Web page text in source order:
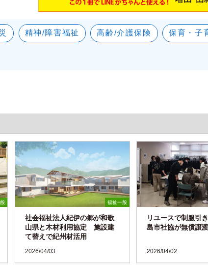
精神/障害福祉 高齢/介護保険 保育・子
福祉一般
社会福祉法人紀伊の郷が和歌
山県と木材利用協定 施設建
て替えで紀州材活用
2026/04/03
リユースで制服引
島市社協が無償譲
2026/04/02